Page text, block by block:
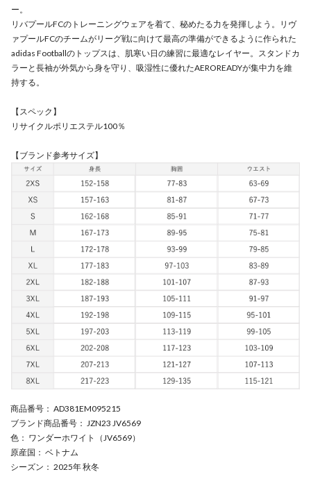
ー。
リバプールFCのトレーニングウェアを着て、秘めたる力を発揮しよう。リヴ
ァプールFCのチームがリーグ戦に向けて最高の準備ができるように作られた
adidas Footballのトップスは、肌寒い日の練習に最適なレイヤー。スタンドカ
ラーと長袖が外気から身を守り、吸湿性に優れたAEROREADYが集中力を維
持する。
【スペック】
リサイクルポリエステル100％
【ブランド参考サイズ】
商品番号 ： AD381EM095215
ブランド商品番号 ： JZN23 JV6569
色 ： ワンダーホワイト（JV6569）
原産国 ： ベトナム
シーズン ： 2025年 秋冬